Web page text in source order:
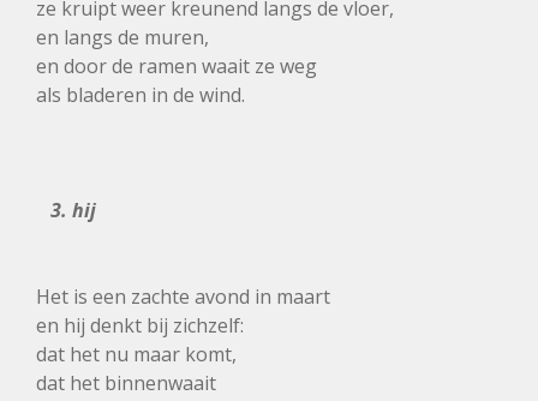
ze kruipt weer kreunend langs de vloer,
en langs de muren,
en door de ramen waait ze weg
als bladeren in de wind.
3. hij
Het is een zachte avond in maart
en hij denkt bij zichzelf:
dat het nu maar komt,
dat het binnenwaait